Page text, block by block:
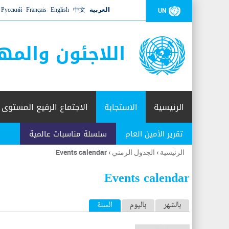
UN العربية 中文
English
Français
Русский
اللاجئون
الرئيسية الاستجابة
تقرير الأمين العام سلسلة مناسبات عالمية
الاجتماع الرفيع المستوى
أنت
هنا
الرئيسية › الجدول الزمني ›
Events calendar
Events calendar
ا
ل
بالشهر باليوم السنة (علامة التبويب النشطة)